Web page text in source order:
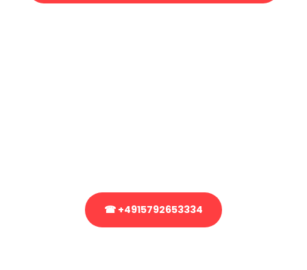
☎ +4915792653334